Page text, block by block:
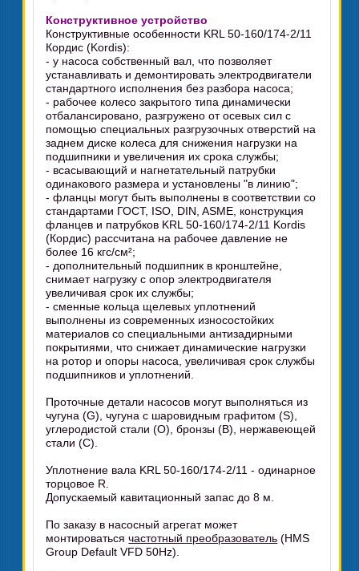
Конструктивное устройство
Конструктивные особенности KRL 50-160/174-2/11
Кордис (Kordis):
- у насоса собственный вал, что позволяет
устанавливать и демонтировать электродвигатели
стандартного исполнения без разбора насоса;
- рабочее колесо закрытого типа динамически
отбалансировано, разгружено от осевых сил с
помощью специальных разгрузочных отверстий на
заднем диске колеса для снижения нагрузки на
подшипники и увеличения их срока службы;
- всасывающий и нагнетательный патрубки
одинакового размера и установлены "в линию";
- фланцы могут быть выполнены в соответствии со
стандартами ГОСТ, ISO, DIN, ASME, конструкция
фланцев и патрубков KRL 50-160/174-2/11 Kordis
(Кордис) рассчитана на рабочее давление не
более 16 кгс/см²;
- дополнительный подшипник в кронштейне,
снимает нагрузку с опор электродвигателя
увеличивая срок их службы;
- сменные кольца щелевых уплотнений
выполнены из современных износостойких
материалов со специальными антизадирными
покрытиями, что снижает динамические нагрузки
на ротор и опоры насоса, увеличивая срок службы
подшипников и уплотнений.
Проточные детали насосов могут выполняться из
чугуна (G), чугуна с шаровидным графитом (S),
углеродистой стали (O), бронзы (B), нержавеющей
стали (C).
Уплотнение вала KRL 50-160/174-2/11 - одинарное
торцовое R.
Допускаемый кавитационный запас до 8 м.
По заказу в насосный агрегат может
монтироватьсячастотный преобразователь (HMS
Group Default VFD 50Hz).